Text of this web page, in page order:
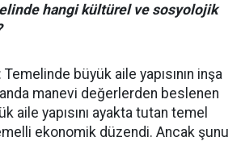
hangi kültürel ve sosyolojik
Temelinde büyük aile yapısının inşa
manevi değerlerden beslenen
aile yapısını ayakta tutan temel
ekonomik düzendi. Ancak şunu